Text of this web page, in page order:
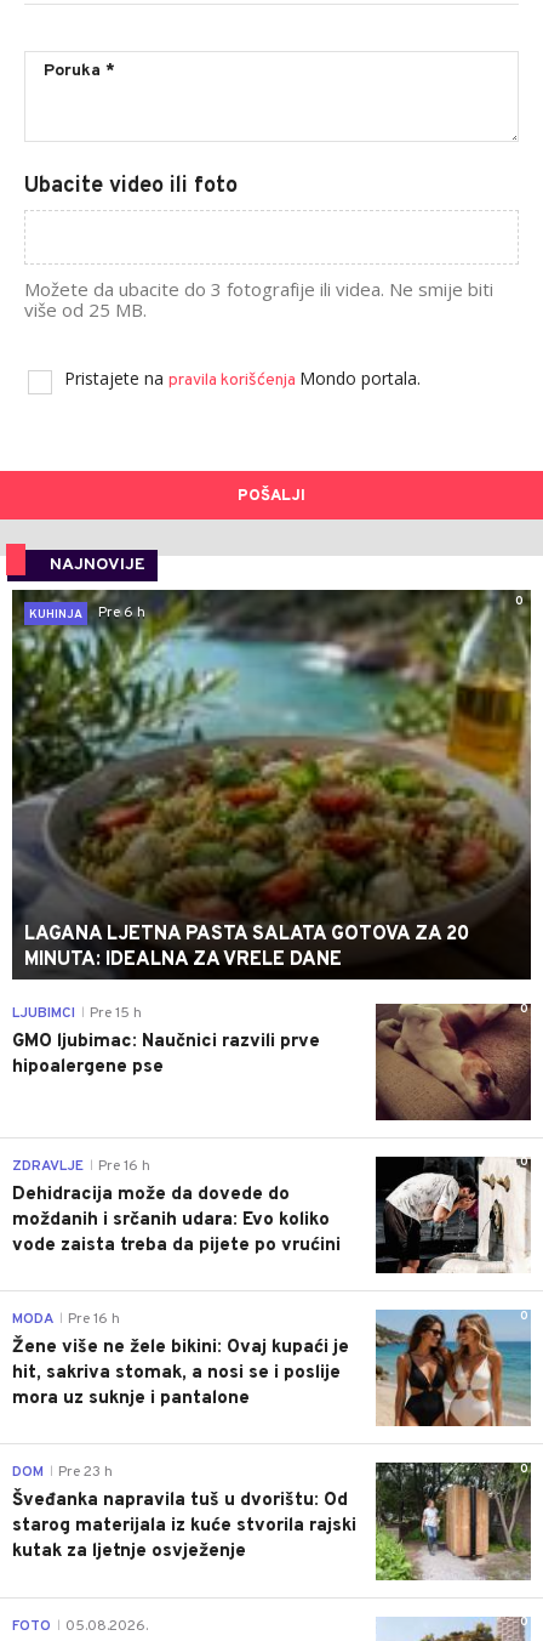
Ubacite video ili foto
Možete da ubacite do 3 fotografije ili videa. Ne smije biti
više od 25 MB.
Pristajete na pravila korišćenja Mondo portala.
POŠALJI
NAJNOVIJE
0
KUHINJA
Pre 6 h
LAGANA LJETNA PASTA SALATA GOTOVA ZA 20
MINUTA: IDEALNA ZA VRELE DANE
0
LJUBIMCI Pre 15 h
GMO ljubimac: Naučnici razvili prve
hipoalergene pse
0
ZDRAVLJE Pre 16 h
Dehidracija može da dovede do
moždanih i srčanih udara: Evo koliko
vode zaista treba da pijete po vrućini
0
MODA Pre 16 h
Žene više ne žele bikini: Ovaj kupaći je
hit, sakriva stomak, a nosi se i poslije
mora uz suknje i pantalone
0
DOM Pre 23 h
Šveđanka napravila tuš u dvorištu: Od
starog materijala iz kuće stvorila rajski
kutak za ljetnje osvježenje
0
FOTO 05.08.2026.